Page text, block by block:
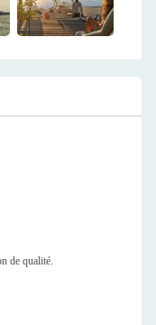
de qualité.